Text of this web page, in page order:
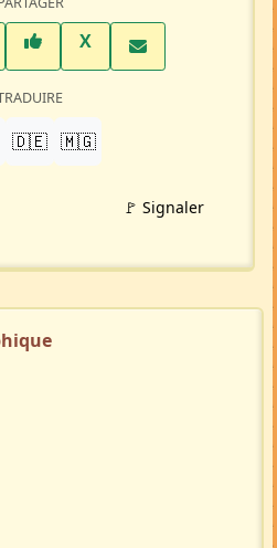
Facebook
XTwitter X
🇩🇪 🇲🇬
🚩 Signaler